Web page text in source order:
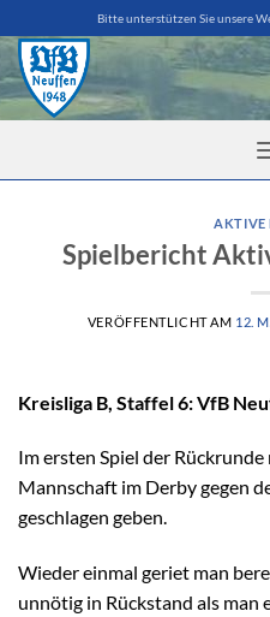
Inhalt
springen
Bitte unterstützen Sie unsere
AKTIVE
Spielbericht
VERÖFFENTLICHT AM 12.
Kreisliga B, Staffel 6: VfB
Im ersten Spiel der
Mannschaft im Derby gegen
geschlagen geben.
Wieder einmal geriet man
unnötig in Rückstand als man